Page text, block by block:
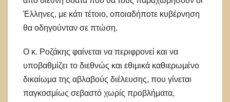
Έλληνες, με κάτι τέτοιο, οποιαδήποτε κυβέρνηση
θα οδηγούνταν σε πτώση.
Ο κ. Ροζάκης φαίνεται να περιφρονεί και να
υποβαθμίζει το διεθνώς και εθιμικά καθιερωμένο
δικαίωμα της αβλαβούς διέλευσης, που γίνεται
παγκοσμίως σεβαστό χωρίς προβλήματα,